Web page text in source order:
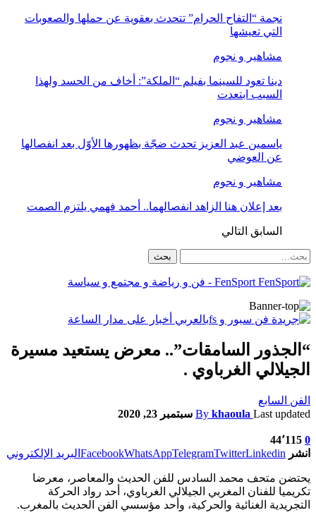
نجمة “التفاح الحرام” تتحدث بعقوية عن حملها والصعوبات
التي تعيشها
مشاهير و نجوم
دينا تعود للسينما بفيلم “الملكة”: أخاف من الحسد ولهذا
السبب ابتعدت
مشاهير و نجوم
ياسمين عبد العزيز تحدث ضجّة بظهورها الأوّل بعد انفصالها
عن العوضي
مشاهير و نجوم
بعد إعلان هنا الزاهد انفصالهما.. أحمد فهمي يلتزم الصمت
السابق التالي
FenSport - فن و رياضة و مجتمع و سياسة
“الجذور السامقات”.. معرض يستعيد مسيرة
الجيلالي الغرباوي .
الفن السابع
By khaoula Last updated سبتمبر 23, 2020
0 44٬115
انشر
FacebookWhatsAppTelegramTwitterLinkedin البريد الإلكتروني
يحتضن متحف محمد السادس للفن الحديث والمعاصر، معرضا
تكريميا للفنان المغربي الجيلالي الغرباوي، أحد رواد الحركة
التجريدية الغنائية والحركية، وأحد مؤسسي الفن الحديث بالمغرب.